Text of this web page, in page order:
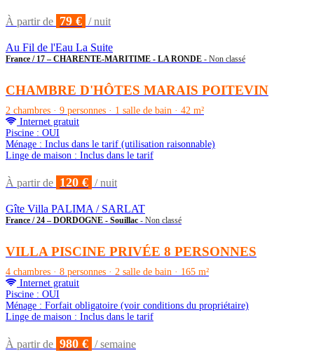
À partir de 79 € / nuit
Au Fil de l'Eau La Suite
France / 17 – CHARENTE-MARITIME - LA RONDE - Non classé
CHAMBRE D'HÔTES MARAIS POITEVIN
2 chambres · 9 personnes · 1 salle de bain · 42 m²
Internet gratuit
Piscine : OUI
Ménage : Inclus dans le tarif (utilisation raisonnable)
Linge de maison : Inclus dans le tarif
À partir de 120 € / nuit
Gîte Villa PALIMA / SARLAT
France / 24 – DORDOGNE - Souillac - Non classé
VILLA PISCINE PRIVÉE 8 PERSONNES
4 chambres · 8 personnes · 2 salle de bain · 165 m²
Internet gratuit
Piscine : OUI
Ménage : Forfait obligatoire (voir conditions du propriétaire)
Linge de maison : Inclus dans le tarif
À partir de 980 € / semaine